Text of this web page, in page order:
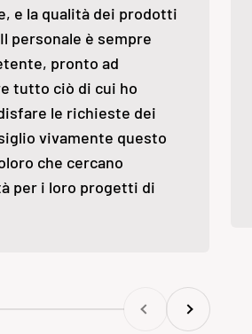
e la qualità dei prodotti
personale è sempre
pronto ad
tutto ciò di cui ho
le richieste dei
vivamente questo
che cercano
per i loro progetti di
Precedente
Successivo